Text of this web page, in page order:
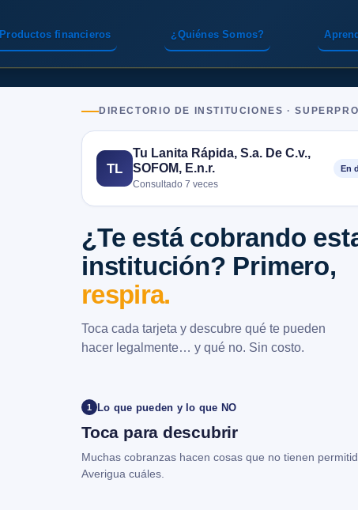
Productos financieros ¿Quiénes Somos?
DIRECTORIO DE INSTITUCIONES ·
TL
Tu Lanita Rápida, S.a. De C.v.,
SOFOM, E.n.r.
Consultado 7 veces
En
¿Te está cobrando
institución? Primero,
respira.
Toca cada tarjeta y descubre qué te pueden
hacer legalmente… y qué no. Sin costo.
1 Lo que pueden y lo que NO
Toca para descubrir
Muchas cobranzas hacen cosas que no tienen
Averigua cuáles.